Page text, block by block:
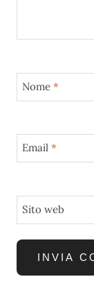
Nome *
Email *
Sito web